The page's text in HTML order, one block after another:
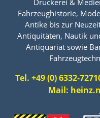
Fahrzeughistorie,
Antike bis zur
Antiquitäten, Nautik
Antiquariat sowie
Tel. +49 (0) 6332-
Mail: